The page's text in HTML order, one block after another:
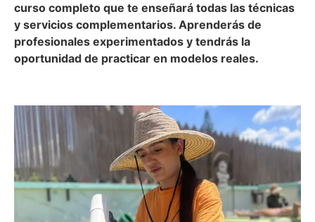
curso completo que te enseñará todas las técnicas
y servicios complementarios. Aprenderás de
profesionales experimentados y tendrás la
oportunidad de practicar en modelos reales.